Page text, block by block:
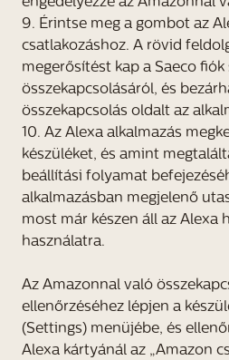
9. Érintse meg a gombot az
csatlakozáshoz. A rövid
megerősítést kap a Saeco fiók
összekapcsolásáról, és
összekapcsolás oldalt az
10. Az Alexa alkalmazás
készüléket, és amint
beállítási folyamat
alkalmazásban megjelenő
most már készen áll az Alexa
használatra.
Az Amazonnal való
ellenőrzéséhez lépjen a
(Settings) menüjébe, és
Alexa kártyánál az „Amazon